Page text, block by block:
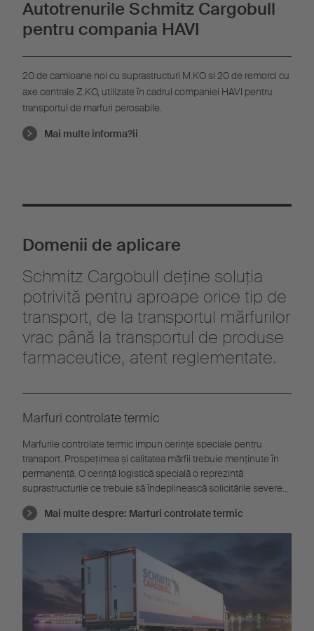
Autotrenurile Schmitz Cargobull
pentru compania HAVI
20 de camioane noi cu suprastructuri M.KO si 20 de remorci cu
axe centrale Z.KO, utilizate în cadrul companiei HAVI pentru
transportul de marfuri perosabile.
Mai multe informa?ii
Domenii de aplicare
Schmitz Cargobull deține soluția
potrivită pentru aproape orice tip de
transport, de la transportul mărfurilor
vrac până la transportul de produse
farmaceutice, atent reglementate.
Marfuri controlate termic
Marfurile controlate termic impun cerințe speciale pentru
transport. Prospețimea și calitatea mărfii trebuie menținute în
permanență. O cerință logistică specială o reprezintă
suprastructurile ce trebuie să îndeplinească solicitările severe
în materie de igienă și mediul înconjurător.
Mai multe despre: Marfuri controlate termic